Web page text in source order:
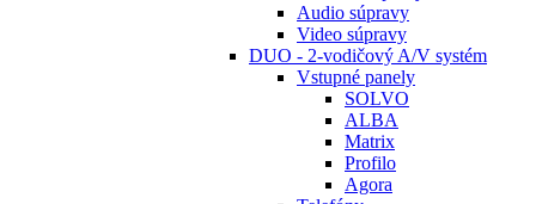
Audio súpravy
Video súpravy
DUO - 2-vodičový A/V systém
Vstupné panely
SOLVO
ALBA
Matrix
Profilo
Agora